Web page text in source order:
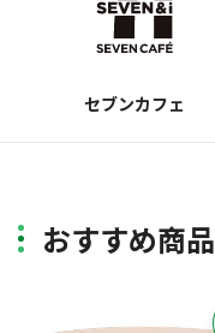
セブンカフェ
おすすめ商品